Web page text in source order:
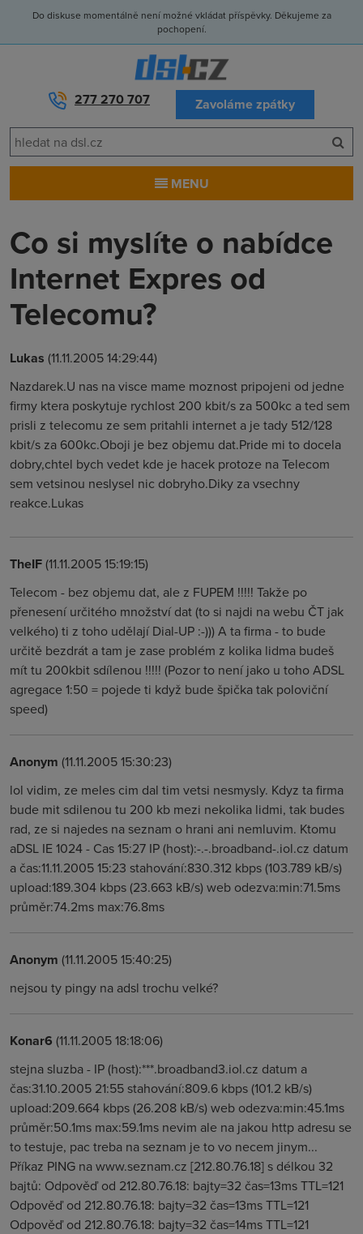
Do diskuse momentálně není možné vkládat příspěvky. Děkujeme za
pochopení.
277 270 707 Zavoláme zpátky
MENU
Co si myslíte o nabídce
Internet Expres od
Telecomu?
Lukas (11.11.2005 14:29:44)
Nazdarek.U nas na visce mame moznost pripojeni od jedne
firmy ktera poskytuje rychlost 200 kbit/s za 500kc a ted sem
prisli z telecomu ze sem pritahli internet a je tady 512/128
kbit/s za 600kc.Oboji je bez objemu dat.Pride mi to docela
dobry,chtel bych vedet kde je hacek protoze na Telecom
sem vetsinou neslysel nic dobryho.Diky za vsechny
reakce.Lukas
TheIF(11.11.2005 15:19:15)
Telecom - bez objemu dat, ale z FUPEM !!!!! Takže po
přenesení určitého množství dat (to si najdi na webu ČT jak
velkého) ti z toho udělají Dial-UP :-))) A ta firma - to bude
určitě bezdrát a tam je zase problém z kolika lidma budeš
mít tu 200kbit sdílenou !!!!! (Pozor to není jako u toho ADSL
agregace 1:50 = pojede ti když bude špička tak poloviční
speed)
Anonym (11.11.2005 15:30:23)
lol vidim, ze meles cim dal tim vetsi nesmysly. Kdyz ta firma
bude mit sdilenou tu 200 kb mezi nekolika lidmi, tak budes
rad, ze si najedes na seznam o hrani ani nemluvim. Ktomu
aDSL IE 1024 - Cas 15:27 IP (host):-.-.broadband-.iol.cz datum
a čas:11.11.2005 15:23 stahování:830.312 kbps (103.789 kB/s)
upload:189.304 kbps (23.663 kB/s) web odezva:min:71.5ms
průměr:74.2ms max:76.8ms
Anonym (11.11.2005 15:40:25)
nejsou ty pingy na adsl trochu velké?
Konar6 (11.11.2005 18:18:06)
stejna sluzba - IP (host):***.broadband3.iol.cz datum a
čas:31.10.2005 21:55 stahování:809.6 kbps (101.2 kB/s)
upload:209.664 kbps (26.208 kB/s) web odezva:min:45.1ms
průměr:50.1ms max:59.1ms nevim ale na jakou http adresu se
to testuje, pac treba na seznam je to vo necem jinym...
Příkaz PING na www.seznam.cz [212.80.76.18] s délkou 32
bajtů: Odpověď od 212.80.76.18: bajty=32 čas=13ms TTL=121
Odpověď od 212.80.76.18: bajty=32 čas=13ms TTL=121
Odpověď od 212.80.76.18: bajty=32 čas=14ms TTL=121